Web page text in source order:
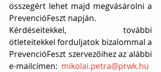
összegért lehet majd megvásárolni a
PrevencióFeszt napján.
Kérdéseitekkel, további
ötleteitekkel forduljatok bizalommal a
PrevencióFeszt szervezőihez az alábbi
e-mailcímen: mikolai.petra@prwk.hu